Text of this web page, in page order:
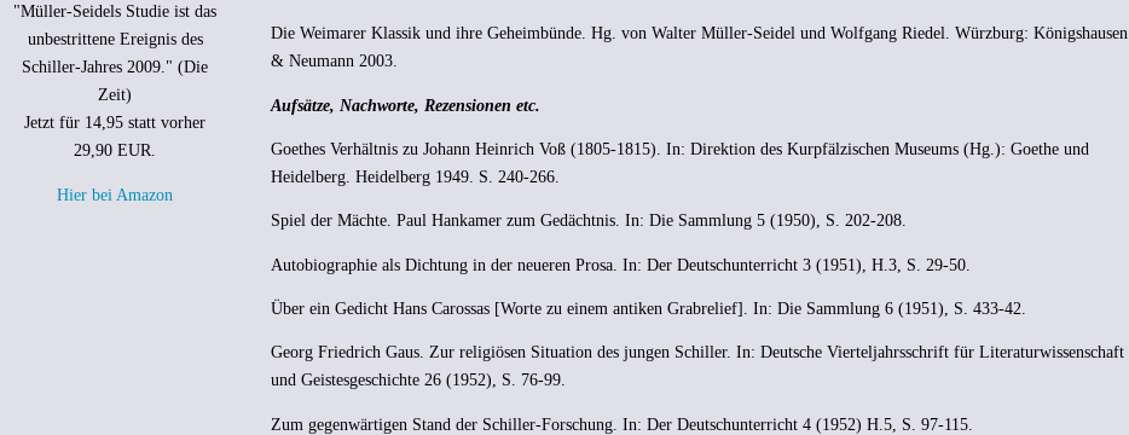
"Müller-Seidels Studie ist das
unbestrittene Ereignis des
Schiller-Jahres 2009." (Die
Zeit)
Jetzt für 14,95 statt vorher
29,90 EUR.
Hier bei Amazon
Die Weimarer Klassik und ihre Geheimbünde. Hg. von Walter Müller-Seidel und Wolfgang Riedel. Würzburg: Königshausen
& Neumann 2003.
Aufsätze, Nachworte, Rezensionen etc.
Goethes Verhältnis zu Johann Heinrich Voß (1805-1815). In: Direktion des Kurpfälzischen Museums (Hg.): Goethe und
Heidelberg. Heidelberg 1949. S. 240-266.
Spiel der Mächte. Paul Hankamer zum Gedächtnis. In: Die Sammlung 5 (1950), S. 202-208.
Autobiographie als Dichtung in der neueren Prosa. In: Der Deutschunterricht 3 (1951), H.3, S. 29-50.
Über ein Gedicht Hans Carossas [Worte zu einem antiken Grabrelief]. In: Die Sammlung 6 (1951), S. 433-42.
Georg Friedrich Gaus. Zur religiösen Situation des jungen Schiller. In: Deutsche Vierteljahrsschrift für Literaturwissenschaft
und Geistesgeschichte 26 (1952), S. 76-99.
Zum gegenwärtigen Stand der Schiller-Forschung. In: Der Deutschunterricht 4 (1952) H.5, S. 97-115.